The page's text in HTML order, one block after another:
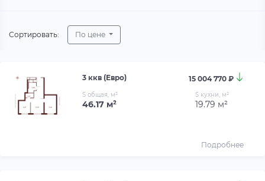
Сортировать: По цене
3 ккв (Евро) 15 004 770 ₽
S общая, м²
46.17 м²
S кухни, м²
19.79 м²
Подробнее